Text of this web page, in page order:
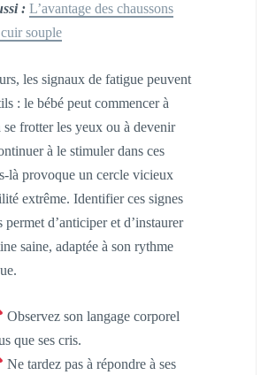
: L’avantage des chaussons
souple
les signaux de fatigue peuvent
: le bébé peut commencer à
se frotter les yeux ou à devenir
à le stimuler dans ces
là provoque un cercle vicieux
extrême. Identifier ces signes
permet d’anticiper et d’instaurer
saine, adaptée à son rythme
Observez son langage corporel
que ses cris.
Ne tardez pas à répondre à ses